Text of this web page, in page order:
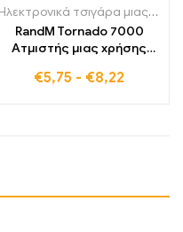
,Ηλεκτρονικά τσιγάρα μιας
Ηλεκτρονικά τσιγάρα μιας χρήσης
RandM Tornado 7000
Ατμιστής μιας χρήσης
€5,75 - €8,22